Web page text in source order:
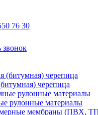
76 30
звонок
черепица
рулонные материалы